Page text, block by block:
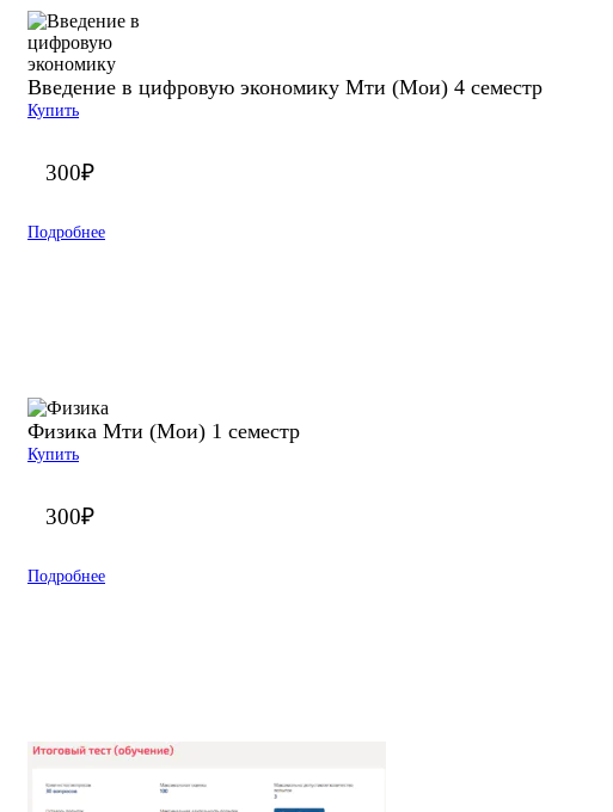
Введение в цифровую экономику Мти (Мои) 4 семестр
Купить
300₽
Подробнее
Физика Мти (Мои) 1 семестр
Купить
300₽
Подробнее